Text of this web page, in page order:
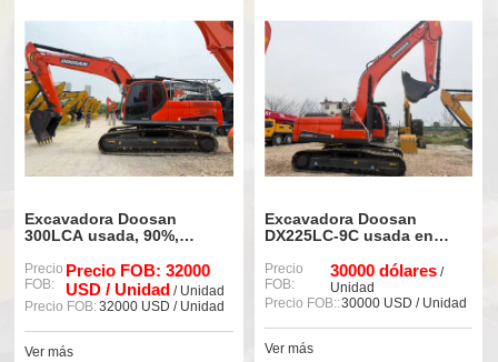
Excavadora Doosan
300LCA usada, 90%,
Precio
FOB:
Precio FOB: 32000
USD / Unidad / Unidad
Precio FOB:32000 USD / Unidad
Ver más
Excavadora Doosan
DX225LC-9C usada en
Precio
FOB:
30000 dólares /
Unidad
Precio FOB::30000 USD / Unidad
Ver más